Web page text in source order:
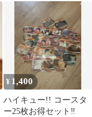
りシール オーロラ 柴犬
¥ 1,400
ハイキュー!! コースタ
ー25枚お得セット‼️